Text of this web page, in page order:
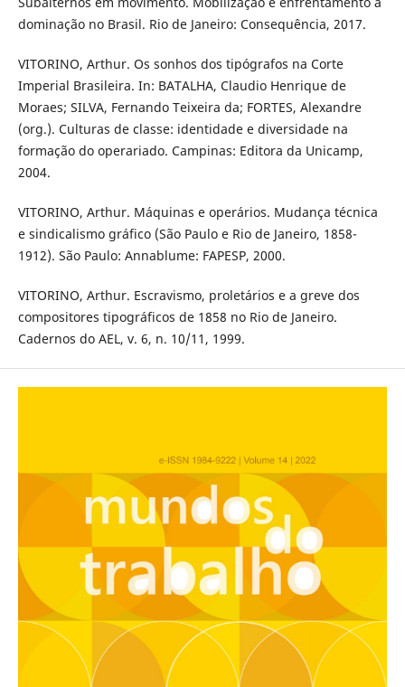
dominação no Brasil. Rio de Janeiro: Consequência, 2017.
VITORINO, Arthur. Os sonhos dos tipógrafos na Corte
Imperial Brasileira. In: BATALHA, Claudio Henrique de
Moraes; SILVA, Fernando Teixeira da; FORTES, Alexandre
(org.). Culturas de classe: identidade e diversidade na
formação do operariado. Campinas: Editora da Unicamp,
2004.
VITORINO, Arthur. Máquinas e operários. Mudança técnica
e sindicalismo gráfico (São Paulo e Rio de Janeiro, 1858-
1912). São Paulo: Annablume: FAPESP, 2000.
VITORINO, Arthur. Escravismo, proletários e a greve dos
compositores tipográficos de 1858 no Rio de Janeiro.
Cadernos do AEL, v. 6, n. 10/11, 1999.